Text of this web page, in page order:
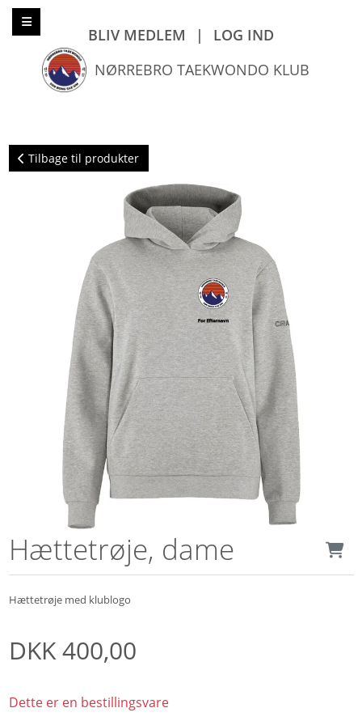
BLIV MEDLEM |
LOG IND
NØRREBRO TAEKWONDO KLUB
Tilbage til produkter
Hættetrøje, dame
Hættetrøje med klublogo
DKK400,00
Dette er en bestillingsvare